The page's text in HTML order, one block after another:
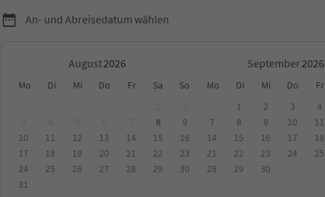
An- und Abreisedatum wählen
August September
Mo Di Mi Do Fr Sa So Mo Di Mi Do Fr
8
9
10
11 12 13 14 15
16
17
18 19 20 21 22
23
24
25 26 27 28 29
30
31
1 2 3 4
7
8 9 10 11
14
15 16 17 18
21
22 23 24 25
28
29 30
Kategorie Verpflegungsart Nachhaltige Unterkunft